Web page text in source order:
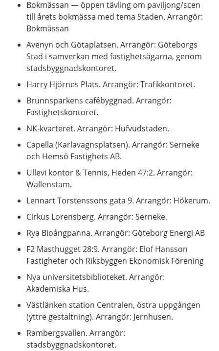
Bokmässan — öppen tävling om paviljong/scen
till årets bokmässa med tema Staden. Arrangör:
Bokmässan
Avenyn och Götaplatsen. Arrangör: Göteborgs
Stad i samverkan med fastighetsägarna, genom
stadsbyggnadskontoret.
Harry Hjörnes Plats. Arrangör: Trafikkontoret.
Brunnsparkens cafébyggnad. Arrangör:
Fastighetskontoret.
NK-kvarteret. Arrangör: Hufvudstaden.
Capella (Karlavagnsplatsen). Arrangör: Serneke
och Hemsö Fastighets AB.
Ullevi kontor & Tennis, Heden 47:2. Arrangör:
Wallenstam.
Lennart Torstenssons gata 9. Arrangör: Hökerum.
Cirkus Lorensberg. Arrangör: Serneke.
Rya Bioångpanna. Arrangör: Göteborg Energi AB
F2 Masthugget 28:9. Arrangör: Elof Hansson
Fastigheter och Riksbyggen Ekonomisk Förening
Nya universitetsbiblioteket. Arrangör:
Akademiska Hus.
Västlänken station Centralen, östra uppgången
(yttre gestaltning). Arrangör: Jernhusen.
Rambergsvallen. Arrangör:
stadsbyggnadskontoret.